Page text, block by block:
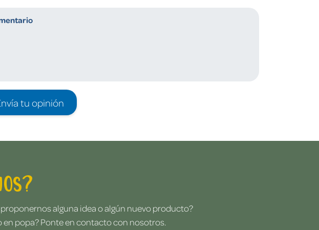
tu opinión
alguna idea o algún nuevo producto?
en popa? Ponte en contacto con nosotros.